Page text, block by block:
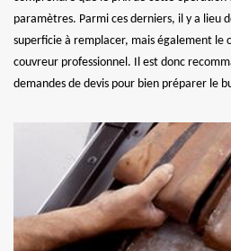
paramètres. Parmi ces derniers, il y a lieu
superficie à remplacer, mais également le
couvreur professionnel. Il est donc
demandes de devis pour bien préparer le